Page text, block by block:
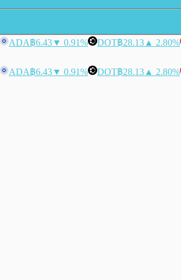
ADA฿6.43▼ 0.91% DOT฿28.13 ▲ 2.80%
ADA฿6.43▼ 0.91% DOT฿28.13 ▲ 2.80%